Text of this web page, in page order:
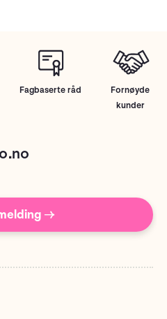
Fagbaserte råd
Fornøyde
kunder
→